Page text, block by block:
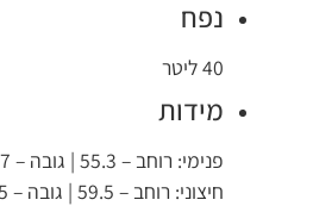
נפח
40 ליטר
מידות
חיצוני: רוחב – 59.5 | גובה – 45.5 | עומק – 55.4